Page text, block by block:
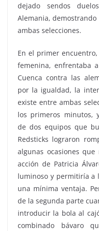
dejado sendos
Alemania,
ambas selecciones.
En el primer
femenina, enfrentaba
Cuenca contra las
por la igualdad, la
existe entre ambas
los primeros minutos,
de dos equipos que
Redsticks lograron
algunas ocasiones
acción de Patricia
luminoso y permitiría a
una mínima ventaja.
de la segunda parte
introducir la bola al
combinado bávaro